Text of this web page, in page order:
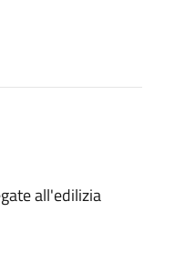
all'edilizia